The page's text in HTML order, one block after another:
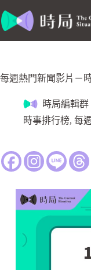
每週熱門新聞影片－
時局編輯群
時事排行榜, 每